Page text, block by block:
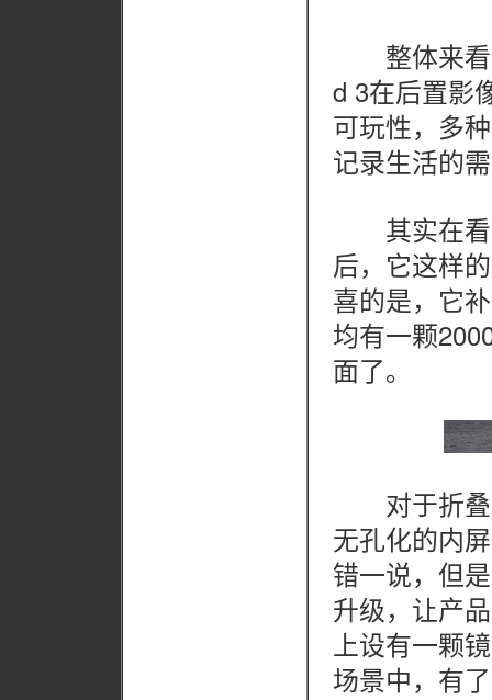
整体来看
d 3在后置影
可玩性，多
记录生活的
其实在看
后，它这样
喜的是，它
均有一颗
面了。
对于折叠
无孔化的内
错一说，但
升级，让产
上设有一颗
场景中，有